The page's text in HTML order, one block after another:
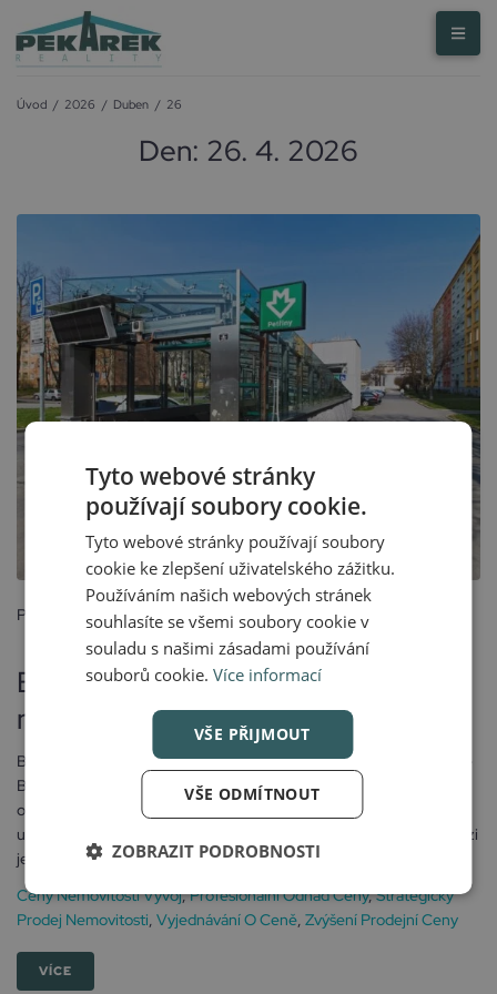
Úvod / 2026 / Duben / 26
Den: 26. 4. 2026
Posted
26 dubna, 2026
Byt u metra? V Praze pořád sázka
na jistotu. Ale už ne všude stejně
Byt u metra? V Praze pořád sázka na jistotu. Ale už ne všude stejně
Blízkost metra patří dlouhodobě mezi nejsilnější faktory, které
ovlivňují cenu nemovitosti v Praze. Nová data pro rok 2026 ale
ukazují, že zatímco metro jako celek stále drží hodnotu, rozdíly mezi
jednotlivými stanicemi jsou větší než kdy...
Ceny Nemovitostí Vývoj,Profesionální Odhad Ceny,Strategický
Prodej Nemovitosti, Vyjednávání O Ceně, Zvýšení Prodejní Ceny
VÍCE
Tyto webové stránky
používají soubory cookie.
Tyto webové stránky používají soubory
cookie ke zlepšení uživatelského zážitku.
Používáním našich webových stránek
souhlasíte se všemi soubory cookie v
souladu s našimi zásadami používání
souborů cookie. Více informací
VŠE PŘIJMOUT
VŠE ODMÍTNOUT
ZOBRAZIT PODROBNOSTI